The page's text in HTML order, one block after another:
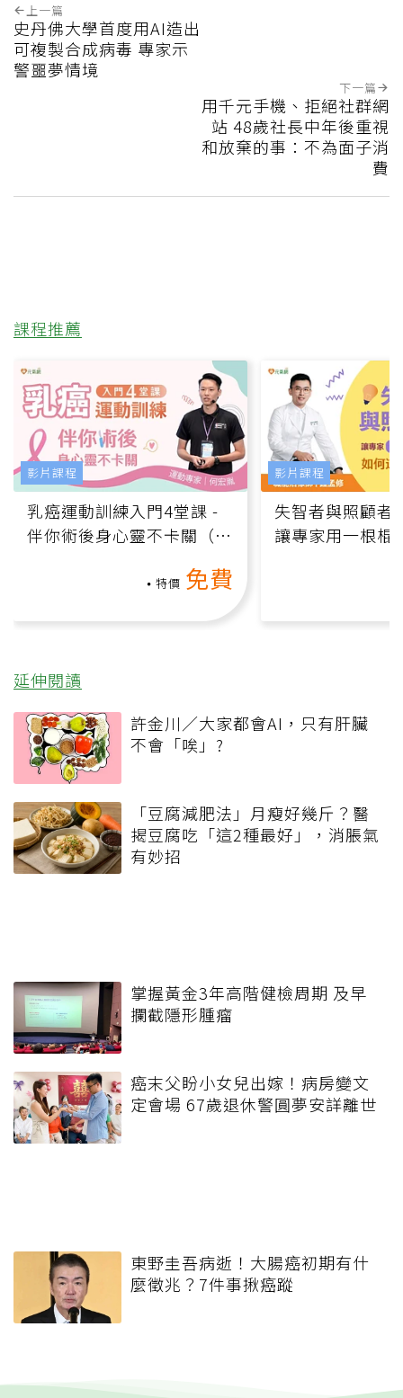
上一篇
史丹佛大學首度用AI造出
可複製合成病毒 專家示
警噩夢情境
下一篇
用千元手機、拒絕社群網
站 48歲社長中年後重視
和放棄的事：不為面子消
費
課程推薦
乳癌運動訓練入門4堂課 -
伴你術後身心靈不卡關（線
特價 免費
影片課程
失智者與照顧者
讓專家用一根棍
影片課程
延伸閱讀
許金川／大家都會AI，只有肝臟
不會「唉」?
「豆腐減肥法」月瘦好幾斤？醫
揭豆腐吃「這2種最好」，消脹氣
有妙招
掌握黃金3年高階健檢周期 及早
攔截隱形腫瘤
癌末父盼小女兒出嫁！病房變文
定會場 67歲退休警圓夢安詳離世
東野圭吾病逝！大腸癌初期有什
麼徵兆？7件事揪癌蹤